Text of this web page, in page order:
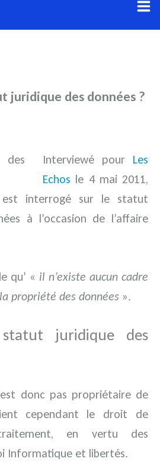
juridique des données ?
Interviewé pour Les
Echos le 4 mai 2011,
est interrogé sur le statut
à l’occasion de l’affaire
qu’ « il n’existe aucun cadre
propriété des données ».
juridique des
donc pas propriétaire de
cependant le droit de
en vertu des
Informatique et libertés.